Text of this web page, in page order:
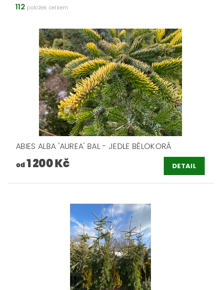
112 položek celkem
ABIES ALBA 'AUREA' BAL - JEDLE BĚLOKORÁ
od 1 200 Kč DETAIL